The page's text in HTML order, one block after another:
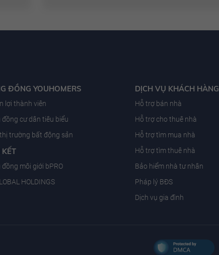
ĐỒNG YOUHOMERS
lợi thành viên
đồng cư dân tiêu biểu
trường bất động sản
KẾT
đồng môi giới bPRO
HOLDINGS
DỊCH VỤ KHÁCH HÀNG
Hỗ trợ bán nhà
Hỗ trợ cho thuê nhà
Hỗ trợ tìm mua nhà
Hỗ trợ tìm thuê nhà
Bảo hiểm nhà tư nhân
Pháp lý BĐS
Dịch vụ gia đình